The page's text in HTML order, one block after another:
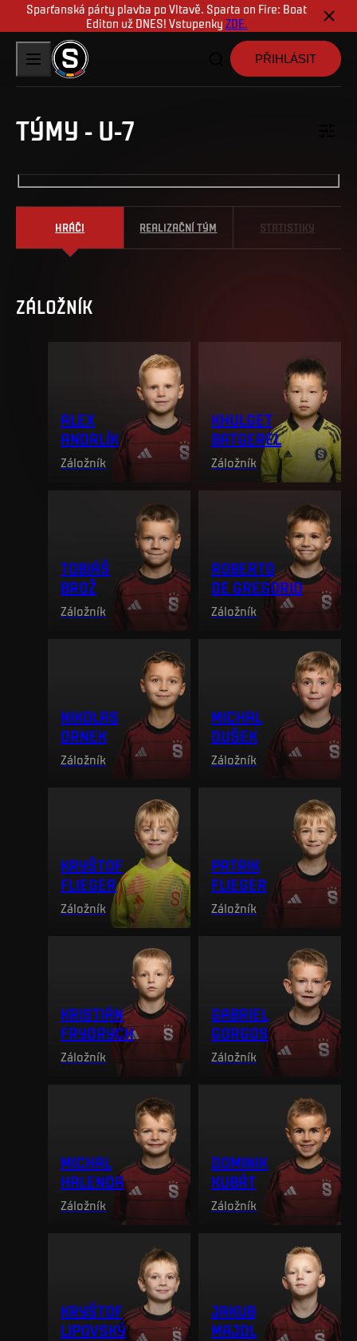
Sparťanská párty plavba po Vltavě. Sparta on Fire: Boat
Editon už DNES! Vstupenky ZDE.
PŘIHLÁSIT
TÝMY - U-7
HRÁČI REALIZAČNÍ TÝM STATISTIKY
ZÁLOŽNÍK
ALEX
ANDRLÍK
Záložník
KHULGET
BATGEREL
Záložník
TOBIÁŠ
BROŽ
Záložník
ROBERTO
DE GREGORIO
Záložník
NIKOLAS
DRNEK
Záložník
MICHAL
DUŠEK
Záložník
KRYŠTOF
FLIEGER
Záložník
PATRIK
FLIEGER
Záložník
KRISTIÁN
FRYDRYCH
Záložník
GABRIEL
GORGOS
Záložník
MICHAL
HALENDA
Záložník
DOMINIK
KUBÁT
Záložník
KRYŠTOF
LIPOVSKÝ
JAKUB
MAJDL